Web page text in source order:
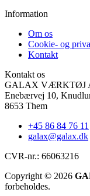
Information
Om os
Cookie- og
Kontakt
Kontakt os
GALAX VÆRKTØJ
Enebærvej 10,
8653 Them
+45 86 84 76 11
galax@galax.dk
CVR-nr.: 66063216
Copyright © 2026
forbeholdes.